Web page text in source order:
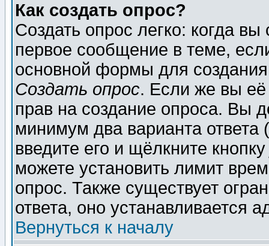
Как создать опрос?
Создать опрос легко: когда
первое сообщение в теме,
основной формы для
Создать опрос. Если же вы её
прав на создание опроса. Вы
минимум два варианта ответа
введите его и щёлкните
можете установить лимит
опрос. Также существует
ответа, оно устанавливается
Вернуться к началу